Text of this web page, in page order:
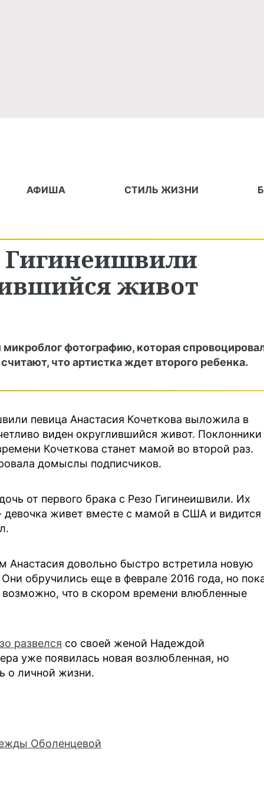
АФИША СТИЛЬ ЖИЗНИ
Гигинеишвили
живот
фотографию, которая
что артистка ждет второго ребенка.
певица Анастасия Кочеткова выложила в
виден округлившийся живот. Поклонники
Кочеткова станет мамой во второй раз.
домыслы подписчиков.
от первого брака с Резо Гигинеишвили. Их
живет вместе с мамой в США и видится
Анастасия довольно быстро встретила новую
обручились еще в феврале 2016 года, но
что в скором времени влюбленные
развелся со своей женой Надеждой
уже появилась новая возлюбленная, но
о личной жизни.
Оболенцевой